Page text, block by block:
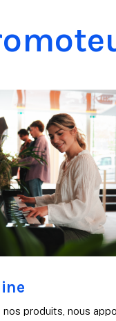
produits, nous